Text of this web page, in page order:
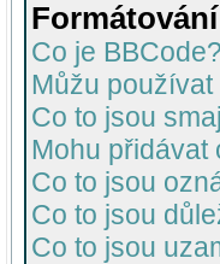
Co je BBCode?
Můžu používat
Co to jsou
Mohu přidávat
Co to jsou
Co to jsou
Co to jsou